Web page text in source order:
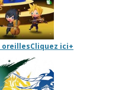
oreillesCliquez ici+